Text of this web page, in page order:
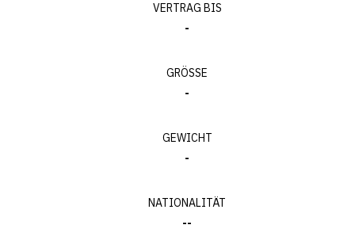
VERTRAG BIS
-
GRÖSSE
-
GEWICHT
-
NATIONALITÄT
--